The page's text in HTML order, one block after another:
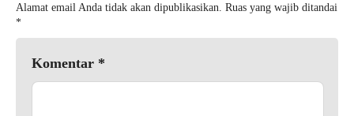
Alamat email Anda tidak akan dipublikasikan. Ruas yang wajib ditandai
*
Komentar *